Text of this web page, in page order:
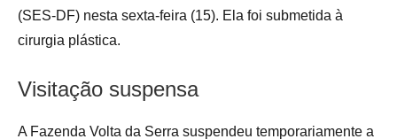
(SES-DF) nesta sexta-feira (15). Ela foi submetida à
cirurgia plástica.
Visitação suspensa
A Fazenda Volta da Serra suspendeu temporariamente a